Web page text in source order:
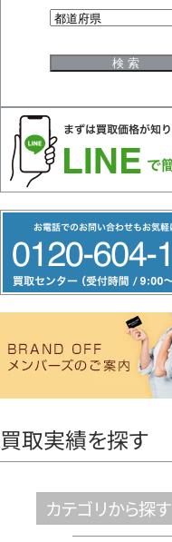
リ
ー
ヤ
買取実績を探す
カテゴリから探す